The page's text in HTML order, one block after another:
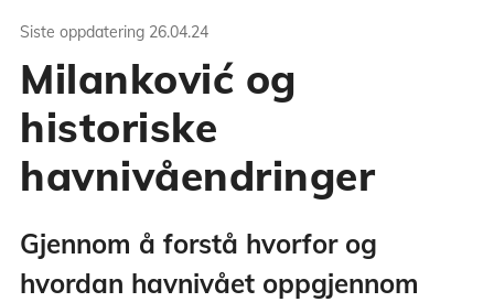
Siste oppdatering 26.04.24
Milanković og
historiske
havnivåendringer
Gjennom å forstå hvorfor og
hvordan havnivået oppgjennom